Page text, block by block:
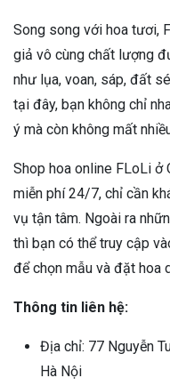
Song song với hoa tươi,
giả vô cùng chất lượng
như lụa, voan, sáp, đất
tại đây, bạn không chỉ
ý mà còn không mất
Shop hoa online FLoLi ở
miễn phí 24/7, chỉ cần
vụ tận tâm. Ngoài ra
thì bạn có thể truy cập
để chọn mẫu và đặt hoa
Thông tin liên hệ:
Địa chỉ: 77 Nguyễn
Hà Nội